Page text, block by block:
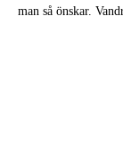
man så önskar.